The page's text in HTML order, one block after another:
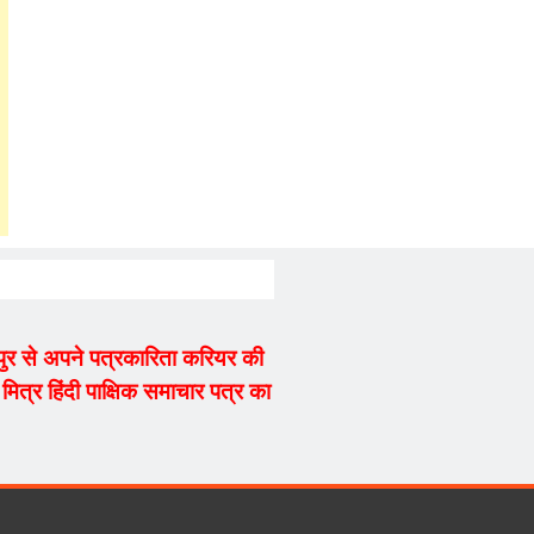
से अपने पत्रकारिता करियर की
हिंदी पाक्षिक समाचार पत्र का